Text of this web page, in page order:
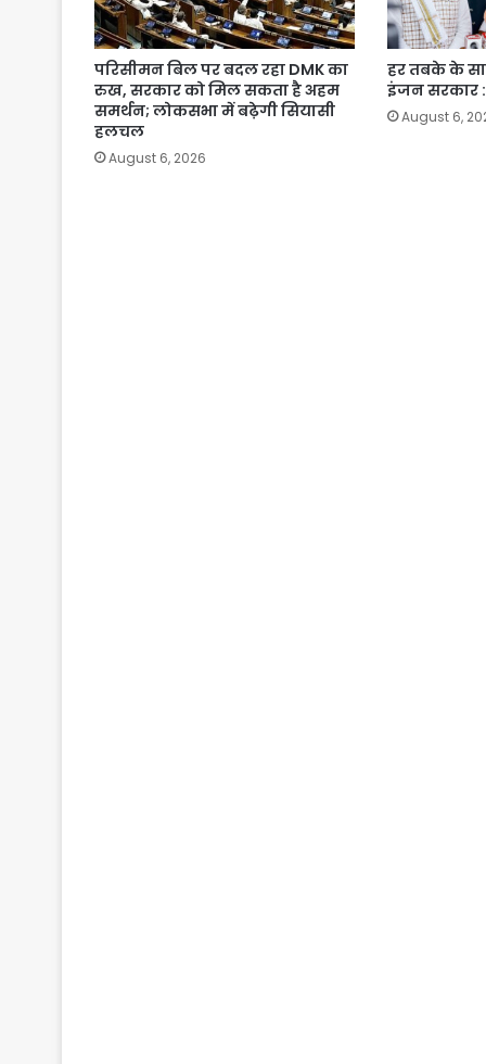
परिसीमन बिल पर बदल रहा DMK का
रुख, सरकार को मिल सकता है अहम
समर्थन; लोकसभा में बढ़ेगी सियासी
हलचल
August 6, 2026
हर तबके के
इंजन सरकार :
August 6,